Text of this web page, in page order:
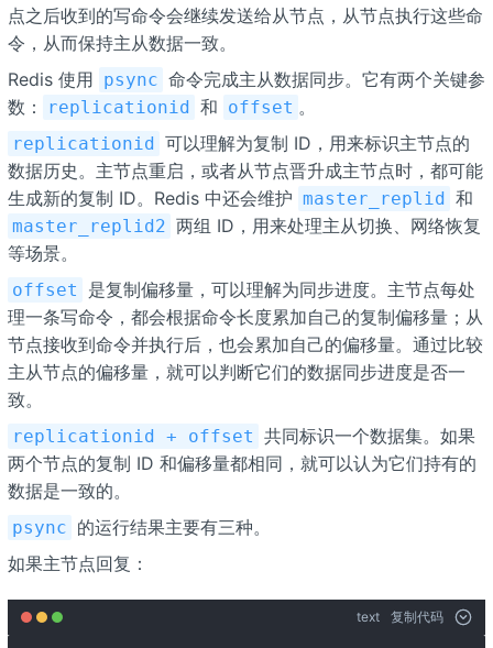
点之后收到的写命令会继续发送给从节点，从节点执行这些命
令，从而保持主从数据一致。
Redis 使用 psync 命令完成主从数据同步。它有两个关键参
数：
replicationid 和 offset 。
replicationid 可以理解为复制 ID，用来标识主节点的
数据历史。主节点重启，或者从节点晋升成主节点时，都可能
生成新的复制 ID。Redis 中还会维护 master_replid 和
master_replid2 两组 ID，用来处理主从切换、网络恢复
等场景。
offset
是复制偏移量，可以理解为同步进度。主节点每处
理一条写命令，都会根据命令长度累加自己的复制偏移量；从
节点接收到命令并执行后，也会累加自己的偏移量。通过比较
主从节点的偏移量，就可以判断它们的数据同步进度是否一
致。
replicationid + offset 共同标识一个数据集。如果
两个节点的复制 ID 和偏移量都相同，就可以认为它们持有的
数据是一致的。
psync 的运行结果主要有三种。
如果主节点回复：
text 复制代码